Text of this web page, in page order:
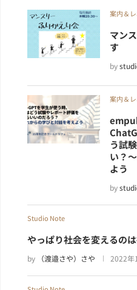
案内＆
マン
す
by
案内＆
う試
い？
よう
by
Studio Note
やっぱり社会を変えるの
by （渡邉さや）さや 2022年